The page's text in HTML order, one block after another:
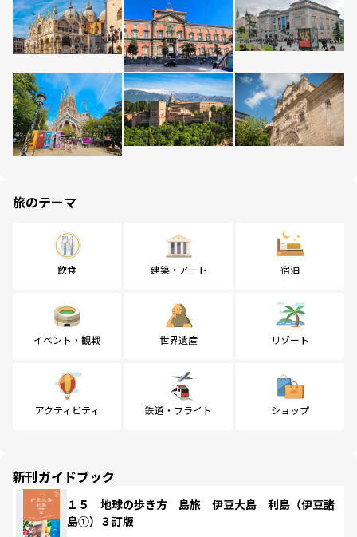
旅のテーマ
飲食 建築・アート 宿泊
イベント・観戦 世界遺産 リゾート
アクティビティ 鉄道・フライト ショップ
新刊ガイドブック
１５ 地球の歩き方 島旅 伊豆大島 利島（伊豆諸
島①）３訂版